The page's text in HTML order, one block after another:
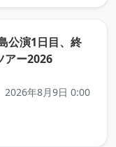
公演1日目、終
アー2026
2026年8月9日 0:00